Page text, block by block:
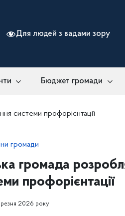
Для людей з вадами зору
Бюджет громади
системи профорієнтації
громади
громада
профорієнтації
2026 року